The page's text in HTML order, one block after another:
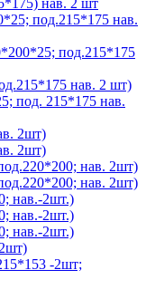
под.215*175 нав.
под.215*175
нав. 2 шт)
под. 215*175 нав.
2шт)
2шт)
нав. 2шт)
нав. 2шт)
нав.-2шт.)
нав.-2шт.)
нав.-2шт.)
-2шт;